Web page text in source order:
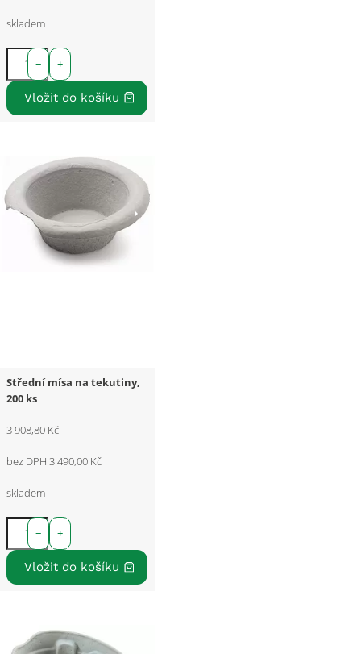
skladem
+
−
Střední mísa na tekutiny,
200 ks
3 908,80 Kč
bez DPH 3 490,00 Kč
skladem
+
−